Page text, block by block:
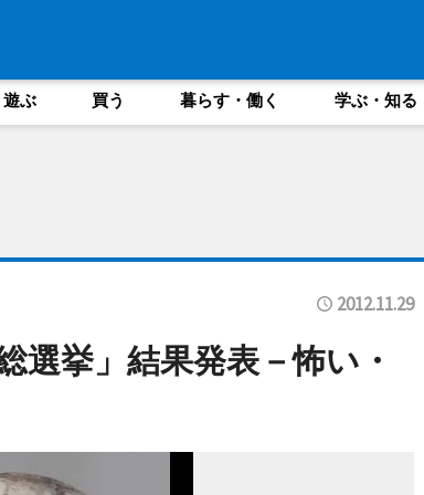
ぶ 買う 暮らす・働く 学ぶ・知る
2012.11.29
選挙」結果発表－怖い・